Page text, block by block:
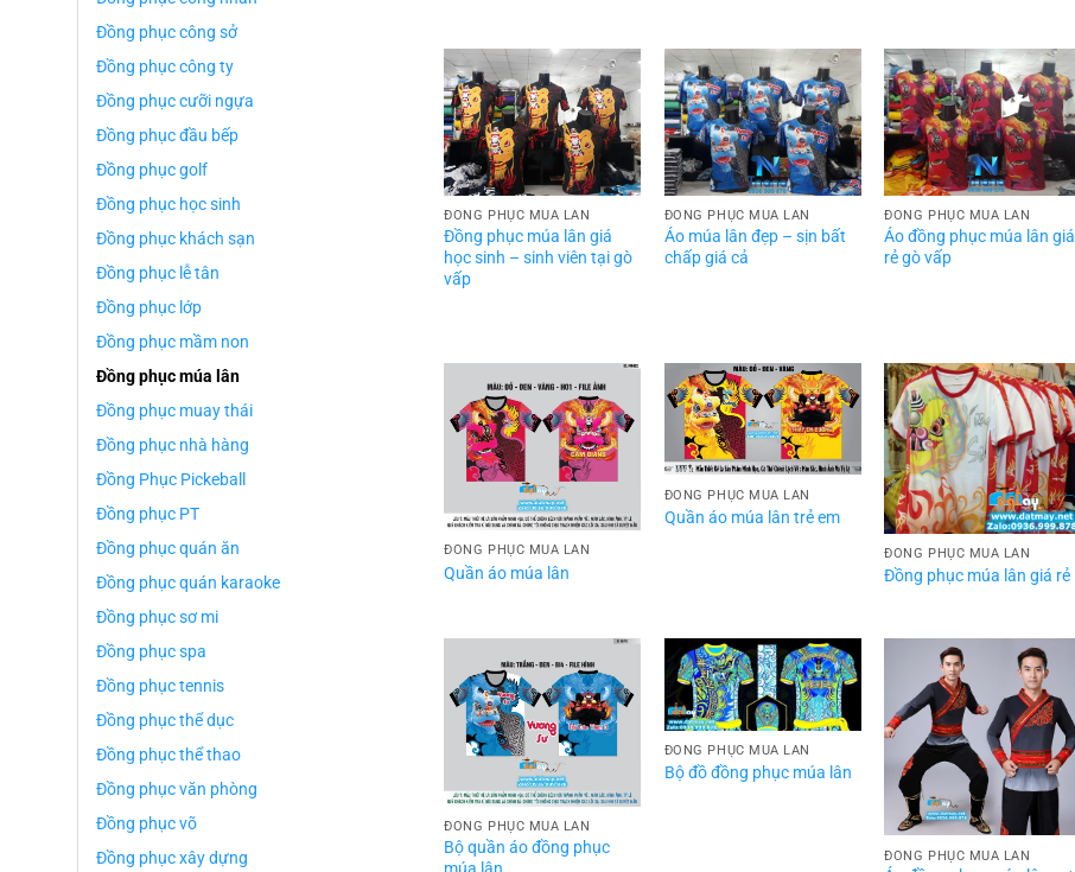
Đồng phục công sở
Đồng phục công ty
Đồng phục cưỡi ngựa
Đồng phục đầu bếp
Đồng phục golf
Đồng phục học sinh
Đồng phục khách sạn
Đồng phục lễ tân
Đồng phục lớp
Đồng phục mầm non
Đồng phục múa lân
Đồng phục muay thái
Đồng phục nhà hàng
Đồng Phục Pickeball
Đồng phục PT
Đồng phục quán ăn
Đồng phục quán karaoke
Đồng phục sơ mi
Đồng phục spa
Đồng phục tennis
Đồng phục thể dục
Đồng phục thể thao
Đồng phục văn phòng
Đồng phục võ
Đồng phục xây dựng
ĐỒNG PHỤC MÚA LÂN
Đồng phục múa lân giá
học sinh – sinh viên tại gò
vấp
ĐỒNG PHỤC MÚA LÂN
Áo múa lân đẹp – sịn bất
chấp giá cả
ĐỒNG PHỤC MÚA LÂN
Áo đồng phục múa lân giá
rẻ gò vấp
ĐỒNG PHỤC MÚA LÂN
Quần áo múa lân
ĐỒNG PHỤC MÚA LÂN
Quần áo múa lân trẻ em
ĐỒNG PHỤC MÚA LÂN
Đồng phục múa lân giá rẻ
ĐỒNG PHỤC MÚA LÂN
Bộ quần áo đồng phục
ĐỒNG PHỤC MÚA LÂN
Bộ đồ đồng phục múa lân
ĐỒNG PHỤC MÚA LÂN